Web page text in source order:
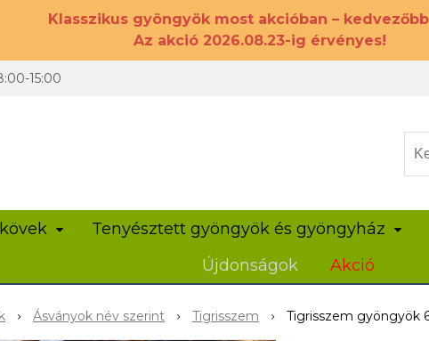
Klasszikus gyöngyök most akcióban –
Az akció 2026.08.23-ig érvényes!
15:00
Tenyésztett gyöngyök és gyöngyház
Újdonságok
Akció
Ásványok név szerint Tigrisszem Tigrisszem gyöngyök